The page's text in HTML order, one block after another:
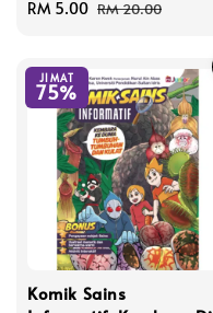
Sale
RM 5.00 Regular
RM 20.00
JIMAT
75%
Komik Sains